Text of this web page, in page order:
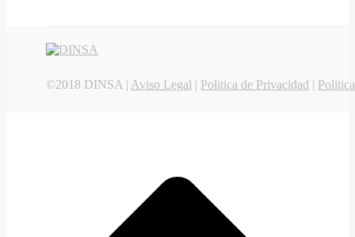
©2018 DINSA | Aviso Legal | Politica de Privacidad |